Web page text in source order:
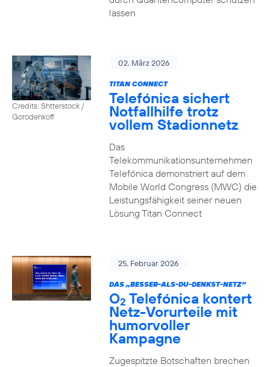
lassen
Credits: Shtterstock /
Gorodenkoff
02. März 2026
TITAN CONNECT
Telefónica sichert
Notfallhilfe trotz
vollem Stadionnetz
Das
Telekommunikationsunternehmen
Telefónica demonstriert auf dem
Mobile World Congress (MWC) die
Leistungsfähigkeit seiner neuen
Lösung Titan Connect
25. Februar 2026
DAS „BESSER-ALS-DU-DENKST-NETZ“
O2 Telefónica kontert
Netz-Vorurteile mit
humorvoller
Kampagne
Zugespitzte Botschaften brechen